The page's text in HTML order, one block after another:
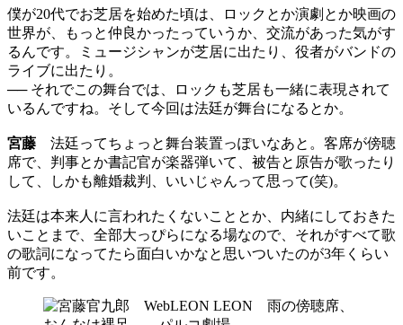
僕が20代でお芝居を始めた頃は、ロックとか演劇とか映画の
世界が、もっと仲良かったっていうか、交流があった気がす
るんです。ミュージシャンが芝居に出たり、役者がバンドの
ライブに出たり。
── それでこの舞台では、ロックも芝居も一緒に表現されて
いるんですね。そして今回は法廷が舞台になるとか。
宮藤 法廷ってちょっと舞台装置っぽいなあと。客席が傍聴
席で、判事とか書記官が楽器弾いて、被告と原告が歌ったり
して、しかも離婚裁判、いいじゃんって思って(笑)。
法廷は本来人に言われたくないこととか、内緒にしておきた
いことまで、全部大っぴらになる場なので、それがすべて歌
の歌詞になってたら面白いかなと思いついたのが3年くらい
前です。